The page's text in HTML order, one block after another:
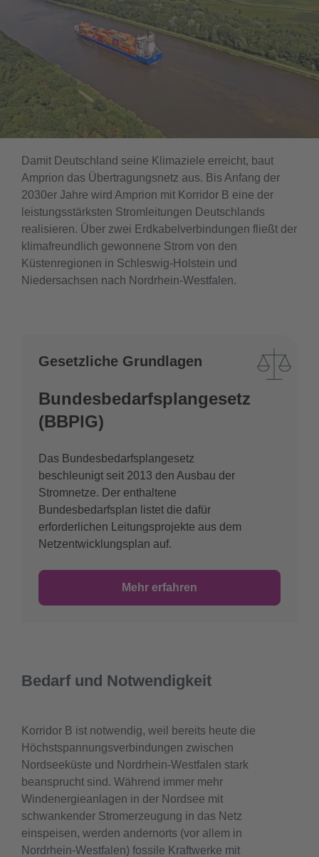
Damit Deutschland seine Klimaziele erreicht, baut
Amprion das Übertragungsnetz aus. Bis Anfang der
2030er Jahre wird Amprion mit Korridor B eine der
leistungsstärksten Stromleitungen Deutschlands
realisieren. Über zwei Erdkabelverbindungen fließt der
klimafreundlich gewonnene Strom von den
Küstenregionen in Schleswig-Holstein und
Niedersachsen nach Nordrhein-Westfalen.
Gesetzliche Grundlagen
Bundesbedarfsplangesetz
(BBPlG)
Das Bundesbedarfsplangesetz
beschleunigt seit 2013 den Ausbau der
Stromnetze. Der enthaltene
Bundesbedarfsplan listet die dafür
erforderlichen Leitungsprojekte aus dem
Netzentwicklungsplan auf.
Mehr erfahren
Bedarf und Notwendigkeit
Korridor B ist notwendig, weil bereits heute die
Höchstspannungsverbindungen zwischen
Nordseeküste und Nordrhein-Westfalen stark
beansprucht sind. Während immer mehr
Windenergieanlagen in der Nordsee mit
schwankender Stromerzeugung in das Netz
einspeisen, werden andernorts (vor allem in
Nordrhein-Westfalen) fossile Kraftwerke mit